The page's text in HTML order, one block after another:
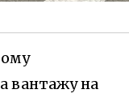
вантажу на